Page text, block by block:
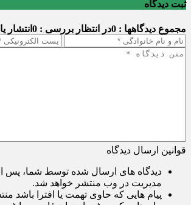
ثبت دیدگاه
مجموع دیدگاهها : 0 در انتظار بررسی : 0 انتشار
قوانین ارسال دیدگاه
دیدگاه های ارسال شده توسط شما، پس از
مدیریت در وب منتشر خواهد شد.
پیام هایی که حاوی تهمت یا افترا باشد